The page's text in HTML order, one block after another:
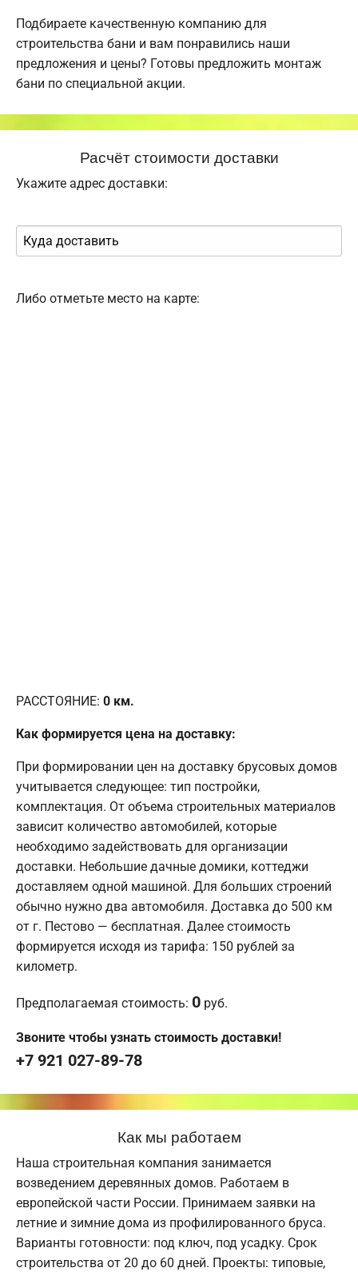
Подбираете качественную компанию для
строительства бани и вам понравились наши
предложения и цены? Готовы предложить монтаж
бани по специальной акции.
Расчёт стоимости доставки
Укажите адрес доставки:
Либо отметьте место на карте:
РАССТОЯНИЕ: 0 км.
Как формируется цена на доставку:
При формировании цен на доставку брусовых домов
учитывается следующее: тип постройки,
комплектация. От объема строительных материалов
зависит количество автомобилей, которые
необходимо задействовать для организации
доставки. Небольшие дачные домики, коттеджи
доставляем одной машиной. Для больших строений
обычно нужно два автомобиля. Доставка до 500 км
от г. Пестово — бесплатная. Далее стоимость
формируется исходя из тарифа: 150 рублей за
километр.
Предполагаемая стоимость: 0 руб.
Звоните чтобы узнать стоимость доставки!
+7 921 027-89-78
Как мы работаем
Наша строительная компания занимается
возведением деревянных домов. Работаем в
европейской части России. Принимаем заявки на
летние и зимние дома из профилированного бруса.
Варианты готовности: под ключ, под усадку. Срок
строительства от 20 до 60 дней. Проекты: типовые,